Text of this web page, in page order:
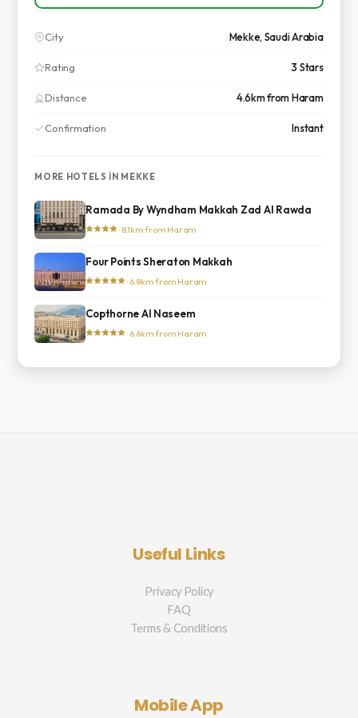
City Mekke, Saudi Arabia
Rating 3 Stars
Distance 4.6km from Haram
Confirmation Instant
MORE HOTELS IN MEKKE
Ramada By Wyndham Makkah Zad Al Rawda
· 8.1km from Haram
Four Points Sheraton Makkah
· 6.8km from Haram
Copthorne Al Naseem
· 6.6km from Haram
Useful Links
Privacy Policy
FAQ
Terms & Conditions
Mobile App